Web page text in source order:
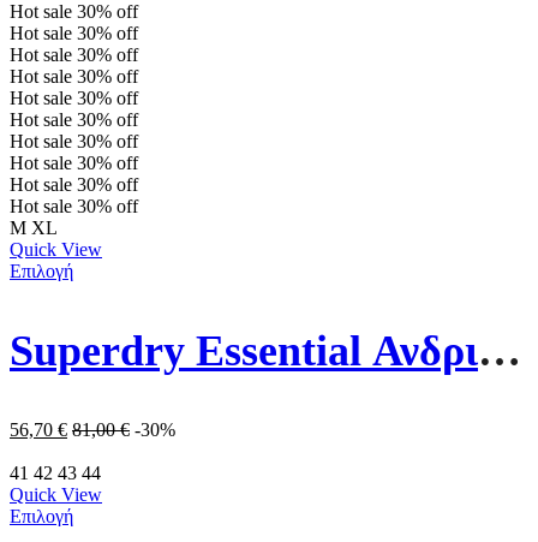
Hot sale 30% off
Hot sale 30% off
Hot sale 30% off
Hot sale 30% off
Hot sale 30% off
Hot sale 30% off
Hot sale 30% off
Hot sale 30% off
Hot sale 30% off
Hot sale 30% off
M XL
Quick View
Επιλογή
Superdry Essential Ανδρικό Πουλόβερ M2013112A-7PY Μπορντό
56,70 € 81,00€ -30%
41 42 43 44
Quick View
Επιλογή